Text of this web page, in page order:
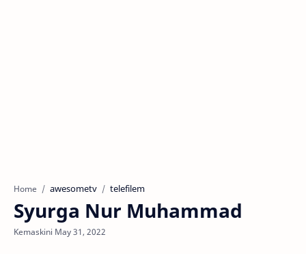
Home awesometv telefilem
Syurga Nur Muhammad